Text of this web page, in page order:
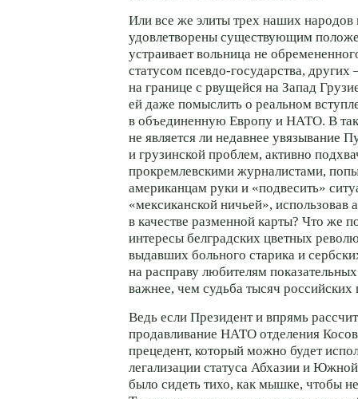
Или все же элиты трех наших народов
удовлетворены существующим
устраивает вольница не
статусом псевдо-государства, других
на границе с рвущейся на Запад
ей даже помыслить о реальном
в объединенную Европу и НАТО. В
не является ли недавнее увязывание
и грузинской проблем, активно
прокремлевскими журналистами,
американцам руки и «подвесить»
«мексиканской ничьей», использовав
в качестве разменной карты? Что же
интересы белградских цветных
выдавших больного старика и
на расправу любителям
важнее, чем судьба тысяч российских
Ведь если Президент и впрямь
продавливание НАТО отделения
прецедент, который можно будет
легализации статуса Абхазии и
было сидеть тихо, как мышке, чтобы